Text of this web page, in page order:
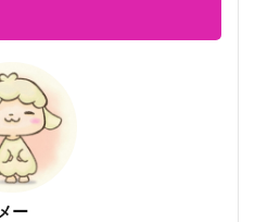
メー